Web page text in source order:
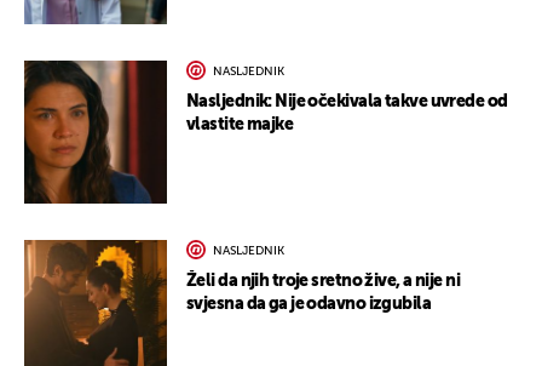
NASLJEDNIK
Nasljednik: Nije očekivala takve uvrede od
vlastite majke
NASLJEDNIK
Želi da njih troje sretno žive, a nije ni
svjesna da ga je odavno izgubila